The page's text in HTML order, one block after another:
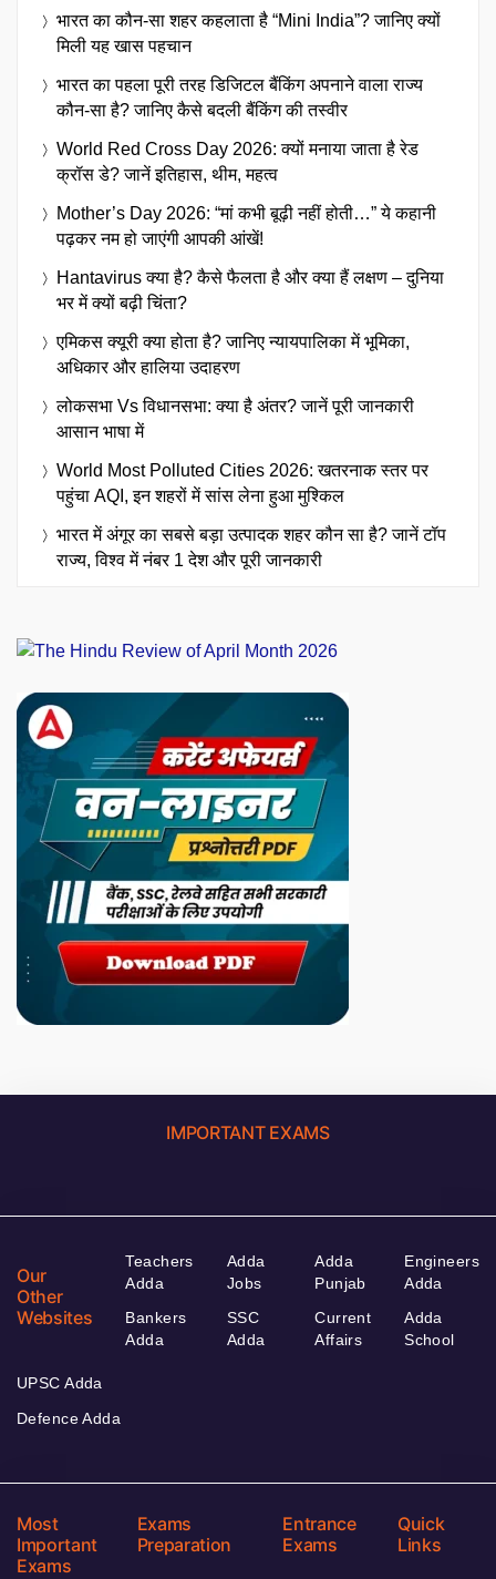
भारत का कौन-सा शहर कहलाता है “Mini India”? जानिए क्यों
मिली यह खास पहचान
भारत का पहला पूरी तरह डिजिटल बैंकिंग अपनाने वाला राज्य
कौन-सा है? जानिए कैसे बदली बैंकिंग की तस्वीर
World Red Cross Day 2026: क्यों मनाया जाता है रेड
क्रॉस डे? जानें इतिहास, थीम, महत्व
Mother’s Day 2026: “मां कभी बूढ़ी नहीं होती…” ये कहानी
पढ़कर नम हो जाएंगी आपकी आंखें!
Hantavirus क्या है? कैसे फैलता है और क्या हैं लक्षण – दुनिया
भर में क्यों बढ़ी चिंता?
एमिकस क्यूरी क्या होता है? जानिए न्यायपालिका में भूमिका,
अधिकार और हालिया उदाहरण
लोकसभा Vs विधानसभा: क्या है अंतर? जानें पूरी जानकारी
आसान भाषा में
World Most Polluted Cities 2026: खतरनाक स्तर पर
पहुंचा AQI, इन शहरों में सांस लेना हुआ मुश्किल
भारत में अंगूर का सबसे बड़ा उत्पादक शहर कौन सा है? जानें टॉप
राज्य, विश्व में नंबर 1 देश और पूरी जानकारी
IMPORTANT EXAMS
Our
Other
Websites
Teachers
Adda
Bankers
Adda
Adda
Jobs
SSC
Adda
Adda
Punjab
Current
Affairs
Engineers
Adda
Adda
School
UPSC Adda
Defence Adda
Most
Important
Exams
Exams
Preparation
Entrance
Exams
Quick
Links